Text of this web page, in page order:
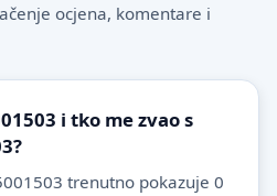
ocjena, komentare i
i tko me zvao s
trenutno pokazuje 0